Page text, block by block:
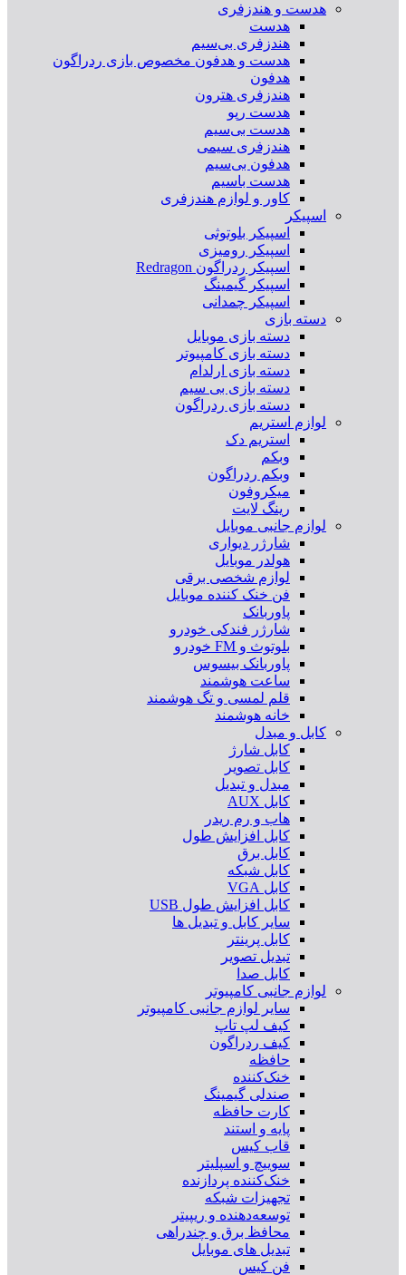
هدست و هندزفری
هدست
هندزفری بی‌سیم
هدست و هدفون مخصوص بازی ردراگون
هدفون
هندزفری هترون
هدست رپو
هدست بی‌سیم
هندزفری سیمی
هدفون بی‌سیم
هدست باسیم
کاور و لوازم هندزفری
اسپیکر
اسپیکر بلوتوثی
اسپیکر رومیزی
اسپیکر ردراگون Redragon
اسپیکر گیمینگ
اسپیکر چمدانی
دسته بازی
دسته بازی موبایل
دسته بازی کامپیوتر
دسته بازی ارلدام
دسته بازی بی سیم
دسته بازی ردراگون
لوازم استریم
استریم دک
وبکم
وبکم ردراگون
میکروفون
رینگ لایت
لوازم جانبی موبایل
شارژر دیواری
هولدر موبایل
لوازم شخصی برقی
فن خنک کننده موبایل
پاوربانک
شارژر فندکی خودرو
بلوتوث و FM خودرو
پاوربانک بیسوس
ساعت هوشمند
قلم لمسی و تگ هوشمند
خانه هوشمند
کابل و مبدل
کابل شارژ
کابل تصویر
مبدل و تبدیل
کابل AUX
هاب و رم ریدر
کابل افزایش طول
کابل برق
کابل شبکه
کابل VGA
کابل افزایش طول USB
سایر کابل و تبدیل ها
کابل پرینتر
تبدیل تصویر
کابل صدا
لوازم جانبی کامپیوتر
سایر لوازم جانبی کامپیوتر
کیف لپ تاپ
کیف ردراگون
حافظه
خنک‌کننده
صندلی گیمینگ
کارت حافظه
پایه و استند
قاب کیس
سوییچ و اسپلیتر
خنک‌کننده پردازنده
تجهیزات شبکه
توسعه‌دهنده و ریپیتر
محافظ برق و چندراهی
تبدیل های موبایل
فن کیس